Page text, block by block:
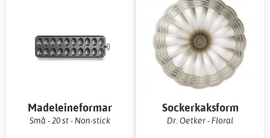
Madeleineformar
Små - 20 st - Non-stick
Sockerkaksform
Dr. Oetker - Floral